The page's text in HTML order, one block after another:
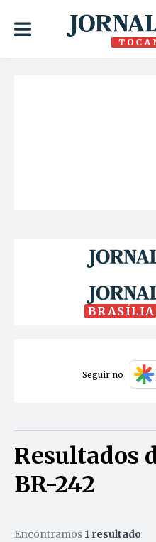
Seguir no
Resultados
BR-242
Encontramos 1 resultado